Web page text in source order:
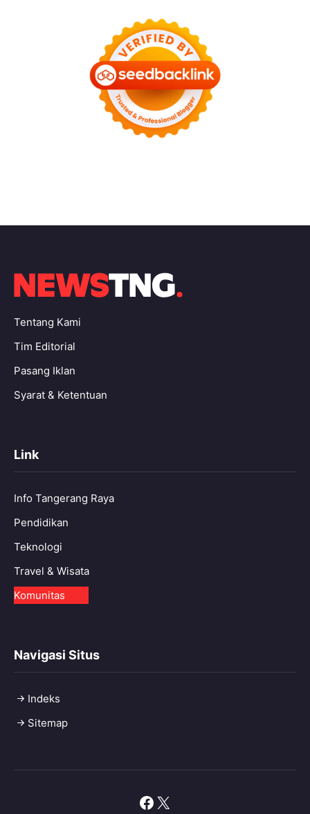
Tentang Kami
Tim Editorial
Pasang Iklan
Syarat & Ketentuan
Link
Info Tangerang Raya
Pendidikan
Teknologi
Travel & Wisata
Komunitas
Navigasi Situs
Indeks
Sitemap
Facebook
X